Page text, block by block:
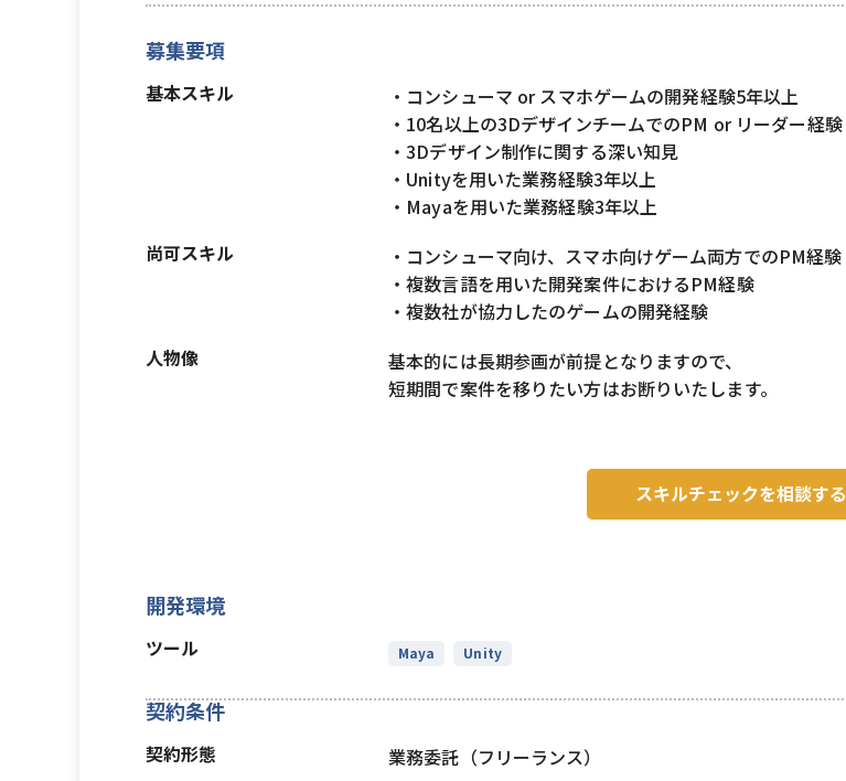
募集要項
基本スキル
・コンシューマ or スマホゲームの開発経験5年以上
・10名以上の3DデザインチームでのPM or リーダー経験
・3Dデザイン制作に関する深い知見
・Unityを用いた業務経験3年以上
・Mayaを用いた業務経験3年以上
尚可スキル
・コンシューマ向け、スマホ向けゲーム両方でのPM経験
・複数言語を用いた開発案件におけるPM経験
・複数社が協力したのゲームの開発経験
人物像
基本的には長期参画が前提となりますので、
短期間で案件を移りたい方はお断りいたします。
スキルチェックを相談する
開発環境
ツール Maya Unity
契約条件
契約形態
業務委託（フリーランス）